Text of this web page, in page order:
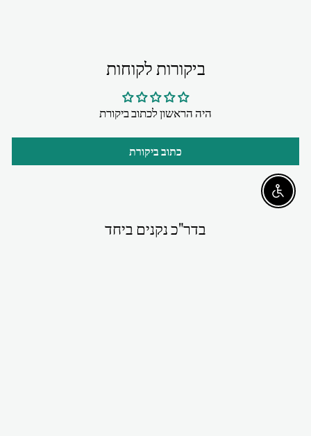
ביקורות לקוחות
היה הראשון לכתוב ביקורת
כתוב ביקורת
בדר"כ נקנים ביחד
Enable accessibility